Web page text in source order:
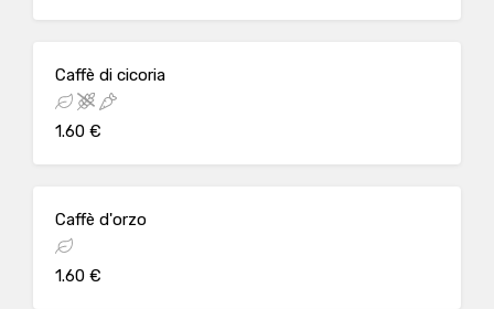
Caffè di cicoria
1.60 €
Caffè d'orzo
1.60 €